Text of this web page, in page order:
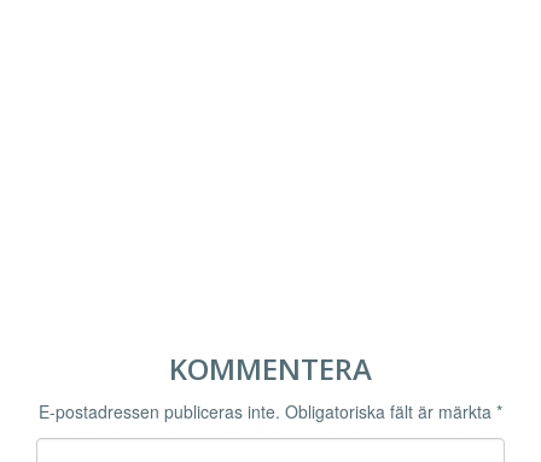
KOMMENTERA
E-postadressen publiceras inte. Obligatoriska fält är märkta *